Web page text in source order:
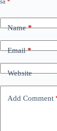
Name*
Email*
Website
Add Comment